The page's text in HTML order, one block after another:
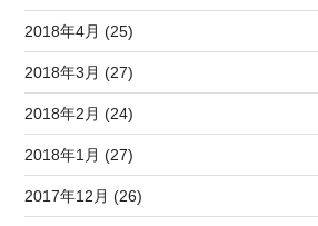
2018年4月 (25)
2018年3月 (27)
2018年2月 (24)
2018年1月 (27)
2017年12月 (26)